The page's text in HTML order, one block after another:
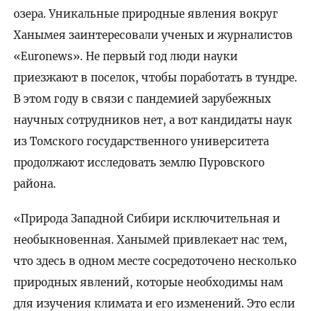
озера. Уникальные природные явления вокруг
Ханымея заинтересовали ученых и журналистов
«Euronews». Не первый год люди науки
приезжают в поселок, чтобы поработать в тундре.
В этом году в связи с пандемией зарубежных
научных сотрудников нет, а вот кандидаты наук
из Томского государственного университета
продолжают исследовать землю Пуровского
района.
«Природа Западной Сибири исключительная и
необыкновенная. Ханымей привлекает нас тем,
что здесь в одном месте сосредоточено несколько
природных явлений, которые необходимы нам
для изучения климата и его изменений. Это если